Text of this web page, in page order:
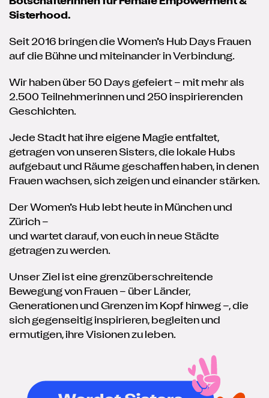
Botschafterinnen für Female Empowerment &
Sisterhood.
Seit 2016 bringen die Women’s Hub Days Frauen
auf die Bühne und miteinander in Verbindung.
Wir haben über 50 Days gefeiert – mit mehr als
2.500 Teilnehmerinnen und 250 inspirierenden
Geschichten.
Jede Stadt hat ihre eigene Magie entfaltet,
getragen von unseren Sisters, die lokale Hubs
aufgebaut und Räume geschaffen haben, in denen
Frauen wachsen, sich zeigen und einander stärken.
Der Women’s Hub lebt heute in München und
Zürich –
und wartet darauf, von euch in neue Städte
getragen zu werden.
Unser Ziel ist eine grenzüberschreitende
Bewegung von Frauen – über Länder,
Generationen und Grenzen im Kopf hinweg –, die
sich gegenseitig inspirieren, begleiten und
ermutigen, ihre Visionen zu leben.